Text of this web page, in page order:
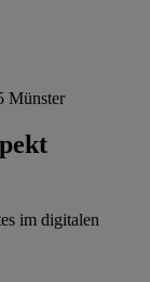
Münster
im digitalen